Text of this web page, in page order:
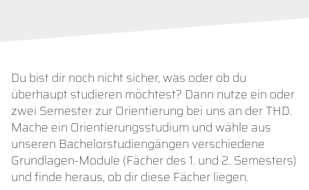
Du bist dir noch nicht sicher, was oder ob du
überhaupt studieren möchtest? Dann nutze ein oder
zwei Semester zur Orientierung bei uns an der THD.
Mache ein Orientierungsstudium und wähle aus
unseren Bachelorstudiengängen verschiedene
Grundlagen-Module (Fächer des 1. und 2. Semesters)
und finde heraus, ob dir diese Fächer liegen.